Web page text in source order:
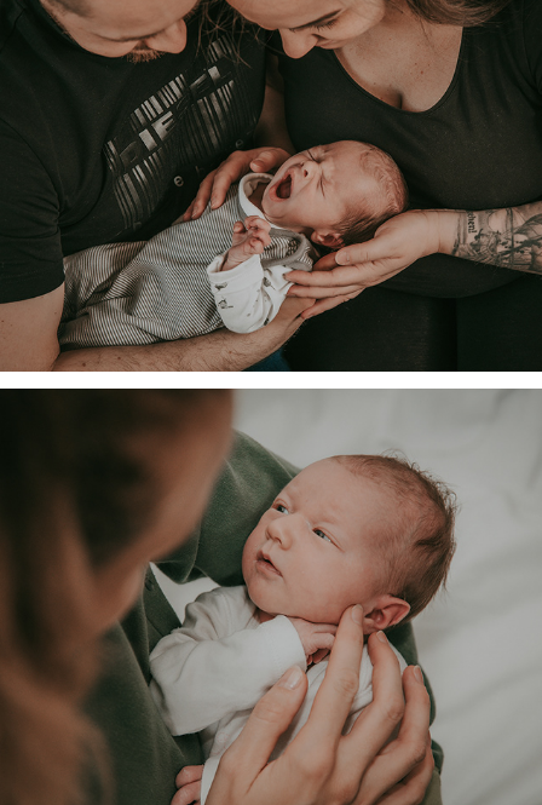
Familie E.
Karla